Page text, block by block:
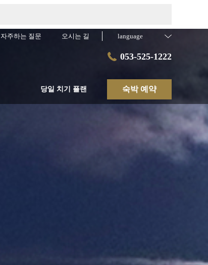
자주하는 질문 오시는 길 language
053-525-1222
당일 치기 플랜 숙박 예약